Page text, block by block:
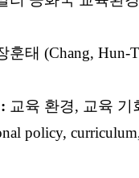
훈태 (Chang, Hun-
교육 환경, 교육 기
policy,